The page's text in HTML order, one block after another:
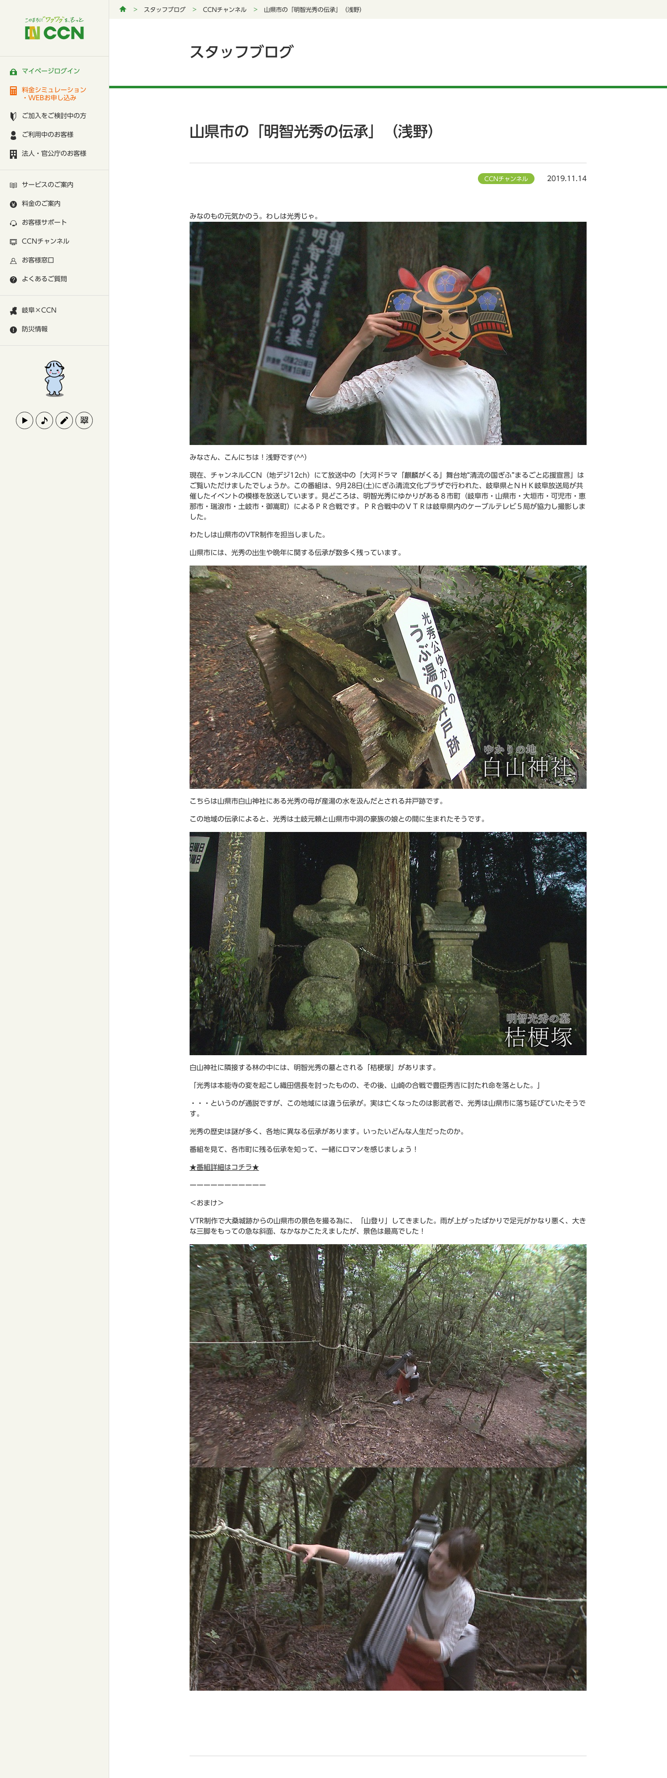
マイページログイン
料金シミュレーション
・WEBお申し込み
ご加入をご検討中の方
ご利用中のお客様
法人・官公庁のお客様
サービスのご案内
料金のご案内
お客様サポート
CCNチャンネル
お客様窓口
よくあるご質問
岐阜×CCN
防災情報
スタッフブログ CCNチャンネル 山県市の「明智光秀の伝承」（浅野）
スタッフブログ
山県市の「明智光秀の伝承」（浅野）
CCNチャンネル 2019.11.14
みなのもの元気かのう。わしは光秀じゃ。
みなさん、こんにちは！浅野です(^^）
現在、チャンネルCCN（地デジ12ch）にて放送中の「大河ドラマ「麒麟がくる」舞台地“清流の国ぎふ”まるごと応援宣言」は
ご覧いただけましたでしょうか。この番組は、9月28日(土)にぎふ清流文化プラザで行われた、岐阜県とＮＨＫ岐阜放送局が共
催したイベントの模様を放送しています。見どころは、明智光秀にゆかりがある８市町（岐阜市・山県市・大垣市・可児市・恵
那市・瑞浪市・土岐市・御嵩町）によるＰＲ合戦です。ＰＲ合戦中のＶＴＲは岐阜県内のケーブルテレビ５局が協力し撮影しま
した。
わたしは山県市のVTR制作を担当しました。
山県市には、光秀の出生や晩年に関する伝承が数多く残っています。
こちらは山県市白山神社にある光秀の母が産湯の水を汲んだとされる井戸跡です。
この地域の伝承によると、光秀は土岐元頼と山県市中洞の豪族の娘との間に生まれたそうです。
白山神社に隣接する林の中には、明智光秀の墓とされる「桔梗塚」があります。
「光秀は本能寺の変を起こし織田信長を討ったものの、その後、山崎の合戦で豊臣秀吉に討たれ命を落とした。」
・・・というのが通説ですが、この地域には違う伝承が。実は亡くなったのは影武者で、光秀は山県市に落ち延びていたそうで
す。
光秀の歴史は謎が多く、各地に異なる伝承があります。いったいどんな人生だったのか。
番組を見て、各市町に残る伝承を知って、一緒にロマンを感じましょう！
★番組詳細はコチラ★
ーーーーーーーーーーー
＜おまけ＞
VTR制作で大桑城跡からの山県市の景色を撮る為に、「山登り」してきました。雨が上がったばかりで足元がかなり悪く、大き
な三脚をもっての急な斜面、なかなかこたえましたが、景色は最高でした！